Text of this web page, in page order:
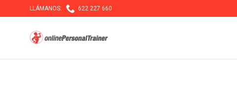
LLÁMANOS:  622 227 660